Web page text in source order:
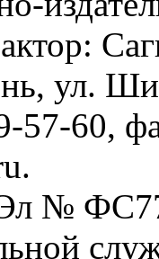
ул.
57-60,
№